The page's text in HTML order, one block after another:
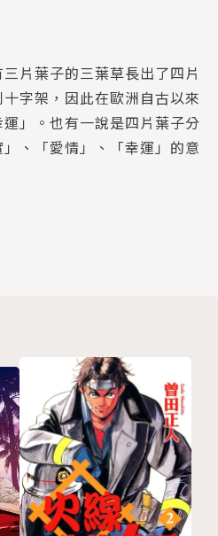
片葉子的三葉草長出了四片
字架，因此在歐洲自古以來
」。也有一說是四片葉子分
、「愛情」、「幸運」的意